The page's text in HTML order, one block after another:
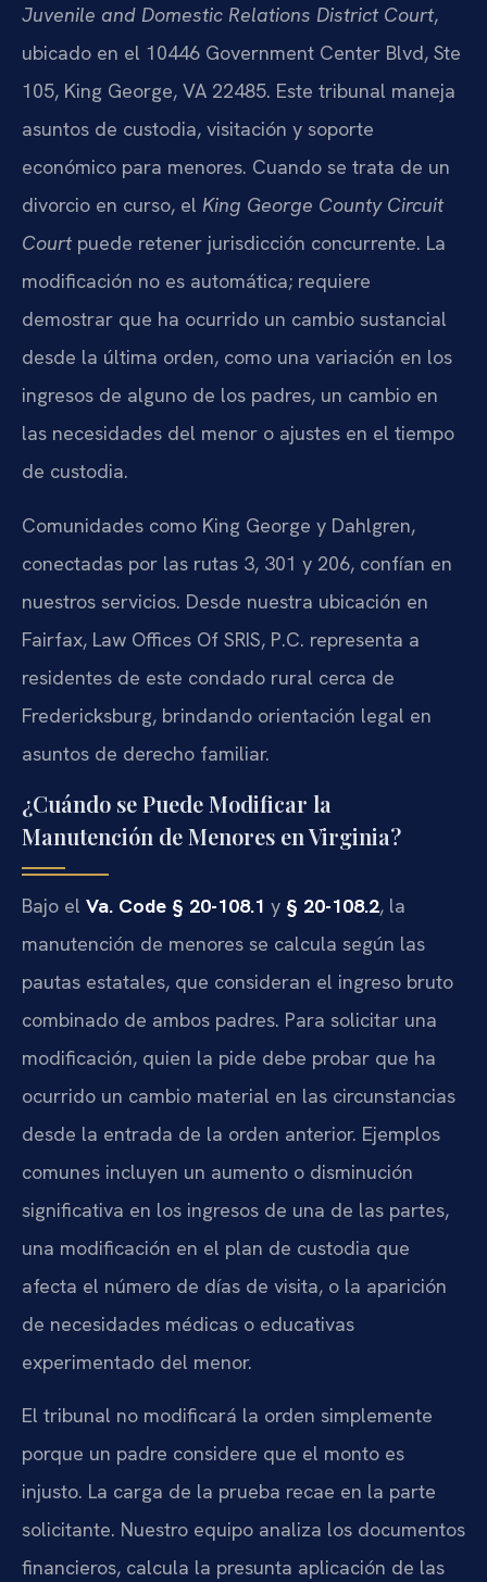
Juvenile and Domestic Relations District Court,
ubicado en el 10446 Government Center Blvd, Ste
105, King George, VA 22485. Este tribunal maneja
asuntos de custodia, visitación y soporte
económico para menores. Cuando se trata de un
divorcio en curso, el King George County Circuit
Courtpuede retener jurisdicción concurrente. La
modificación no es automática; requiere
demostrar que ha ocurrido un cambio sustancial
desde la última orden, como una variación en los
ingresos de alguno de los padres, un cambio en
las necesidades del menor o ajustes en el tiempo
de custodia.
Comunidades como King George y Dahlgren,
conectadas por las rutas 3, 301 y 206, confían en
nuestros servicios. Desde nuestra ubicación en
Fairfax, Law Offices Of SRIS, P.C. representa a
residentes de este condado rural cerca de
Fredericksburg, brindando orientación legal en
asuntos de derecho familiar.
¿Cuándo se Puede Modificar la
Manutención de Menores en Virginia?
Bajo el Va. Code § 20-108.1 y § 20-108.2, la
manutención de menores se calcula según las
pautas estatales, que consideran el ingreso bruto
combinado de ambos padres. Para solicitar una
modificación, quien la pide debe probar que ha
ocurrido un cambio material en las circunstancias
desde la entrada de la orden anterior. Ejemplos
comunes incluyen un aumento o disminución
significativa en los ingresos de una de las partes,
una modificación en el plan de custodia que
afecta el número de días de visita, o la aparición
de necesidades médicas o educativas
experimentado del menor.
El tribunal no modificará la orden simplemente
porque un padre considere que el monto es
injusto. La carga de la prueba recae en la parte
solicitante. Nuestro equipo analiza los documentos
financieros, calcula la presunta aplicación de las